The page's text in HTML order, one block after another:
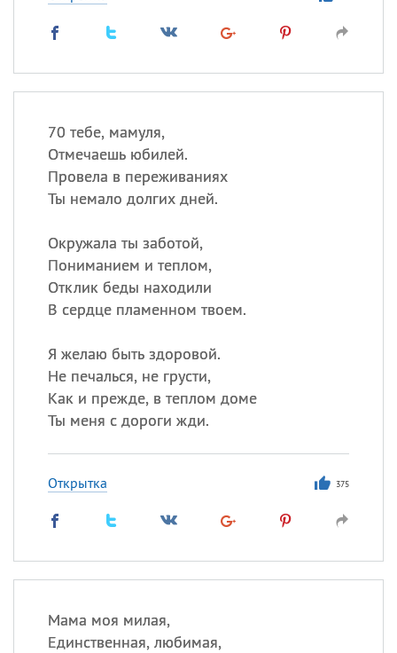
70 тебе, мамуля,
Отмечаешь юбилей.
Провела в переживаниях
Ты немало долгих дней.
Окружала ты заботой,
Пониманием и теплом,
Отклик беды находили
В сердце пламенном твоем.
Я желаю быть здоровой.
Не печалься, не грусти,
Как и прежде, в теплом доме
Ты меня с дороги жди.
Открытка 375
Мама моя милая,
Единственная, любимая,